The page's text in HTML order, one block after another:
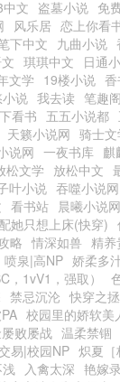
文 盗墓小说 免
风乐居 恋上你看
下中文 九曲小说
琪琪中文 日通
文学 19楼小说
说 我去读 笔趣
看书 五五小说都
天籁小说网 骑士文
说网 一夜书库 麒
松文学 放松中文
叶小说 吞噬小说网
看书站 晨曦小说网
她只想上床(快穿)
略 情深如兽 精养
喷泉|高NP 娇柔多
，1vV1，强取）
禁忌沉沦 快穿之
校园里的娇软美
败屡战 温柔禁锢
易|校园NP 炽夏［
入禽太深 艳嫁录